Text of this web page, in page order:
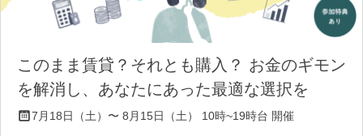
このまま賃貸？それとも購入？ お金のギモン
を解消し、あなたにあった最適な選択を
7月18日（土）〜 8月15日（土） 10時~19時台 開催